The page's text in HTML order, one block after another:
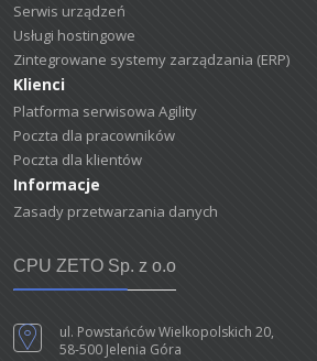
Serwis urządzeń
Usługi hostingowe
Zintegrowane systemy zarządzania (ERP)
Klienci
Platforma serwisowa Agility
Poczta dla pracowników
Poczta dla klientów
Informacje
Zasady przetwarzania danych
CPU ZETO Sp. z o.o
ul. Powstańców Wielkopolskich 20,
58-500 Jelenia Góra